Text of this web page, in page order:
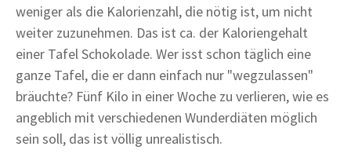
weniger als die Kalorienzahl, die nötig ist, um nicht
weiter zuzunehmen. Das ist ca. der Kaloriengehalt
einer Tafel Schokolade. Wer isst schon täglich eine
ganze Tafel, die er dann einfach nur "wegzulassen"
bräuchte? Fünf Kilo in einer Woche zu verlieren, wie es
angeblich mit verschiedenen Wunderdiäten möglich
sein soll, das ist völlig unrealistisch.